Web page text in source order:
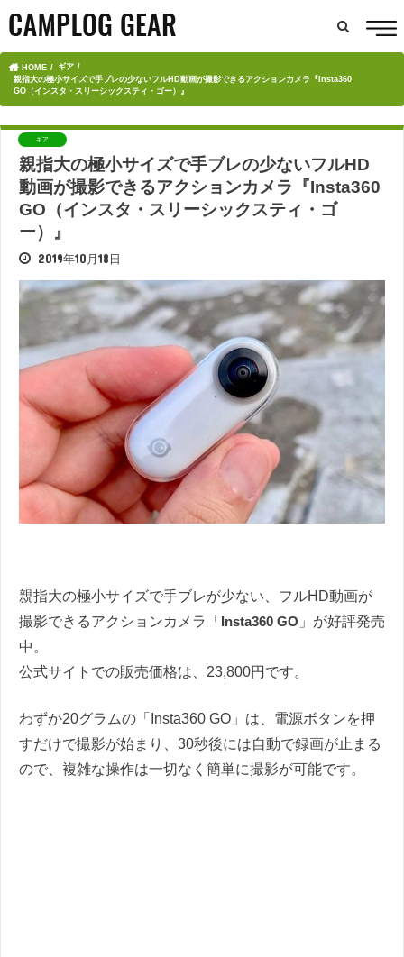
HOME
ギア
親指大の極小サイズで手ブレの少ないフルHD動画が撮影できるアクションカメラ『Insta360
GO（インスタ・スリーシックスティ・ゴー）』
ギア
親指大の極小サイズで手ブレの少ないフルHD
動画が撮影できるアクションカメラ『Insta360
GO（インスタ・スリーシックスティ・ゴ
ー）』
2019年10月18日
親指大の極小サイズで手ブレが少ない、フルHD動画が
撮影できるアクションカメラ「 Insta360 GO 」が好評発売
中。
公式サイトでの販売価格は、23,800円です。
わずか20グラムの「Insta360 GO」は、電源ボタンを押
すだけで撮影が始まり、30秒後には自動で録画が止まる
ので、複雑な操作は一切なく簡単に撮影が可能です。